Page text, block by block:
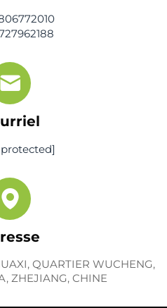
QUARTIER WUCHENG,
ZHEJIANG, CHINE